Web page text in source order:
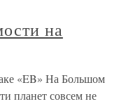
на
«EB» На Большом
планет совсем не